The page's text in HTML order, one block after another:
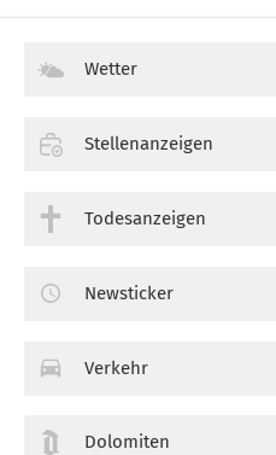
Wetter
Stellenanzeigen
Todesanzeigen
Newsticker
Verkehr
Dolomiten